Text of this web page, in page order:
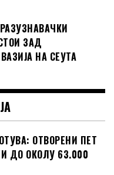
ЗАД
НА СЕУТА
ОТВОРЕНИ ПЕТ
ДО ОКОЛУ 63.000